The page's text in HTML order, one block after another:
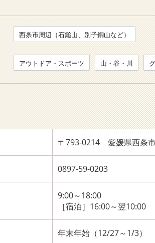
西条市周辺（石鎚山、別子銅山など）
アウトドア・スポーツ 山・谷・川
〒793-0214 愛媛県西条
0897-59-0203
9:00～18:00
［宿泊］16:00～翌10:00
年末年始（12/27～1/3）